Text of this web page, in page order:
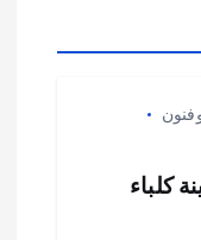
كلباء